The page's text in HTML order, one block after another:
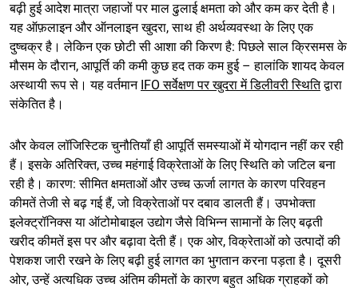
बढ़ी हुई आदेश मात्रा जहाजों पर माल ढुलाई क्षमता को और कम कर देती है।
यह ऑफ़लाइन और ऑनलाइन खुदरा, साथ ही अर्थव्यवस्था के लिए एक
दुष्चक्र है। लेकिन एक छोटी सी आशा की किरण है: पिछले साल क्रिसमस के
मौसम के दौरान, आपूर्ति की कमी कुछ हद तक कम हुई – हालांकि शायद केवल
अस्थायी रूप से। यह वर्तमान IFO सर्वेक्षण पर खुदरा में डिलीवरी स्थितिद्वारा
संकेतित है।
और केवल लॉजिस्टिक चुनौतियाँ ही आपूर्ति समस्याओं में योगदान नहीं कर रही
हैं। इसके अतिरिक्त, उच्च महंगाई विक्रेताओं के लिए स्थिति को जटिल बना
रही है। कारण: सीमित क्षमताओं और उच्च ऊर्जा लागत के कारण परिवहन
कीमतें तेजी से बढ़ गई हैं, जो विक्रेताओं पर दबाव डालती हैं। उपभोक्ता
इलेक्ट्रॉनिक्स या ऑटोमोबाइल उद्योग जैसे विभिन्न सामानों के लिए बढ़ती
खरीद कीमतें इस पर और बढ़ावा देती हैं। एक ओर, विक्रेताओं को उत्पादों की
पेशकश जारी रखने के लिए बढ़ी हुई लागत का भुगतान करना पड़ता है। दूसरी
ओर, उन्हें अत्यधिक उच्च अंतिम कीमतों के कारण बहुत अधिक ग्राहकों को